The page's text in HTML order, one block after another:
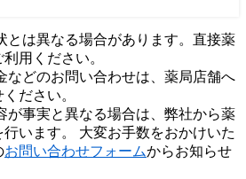
とは異なる場合があります。直接薬
用ください。
などのお問い合わせは、薬局店舗へ
ださい。
が事実と異なる場合は、弊社から薬
います。 大変お手数をおかけいた
お問い合わせフォームからお知らせ